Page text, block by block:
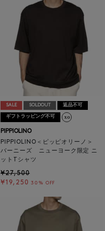
SALE SOLDOUT 返品不可
ギフトラッピング不可
PIPPIOLINO
PIPPIOLINO＜ピッピオリーノ＞
バーニーズ ニューヨーク限定 ニ
ットTシャツ
¥27,500
¥19,250 30% OFF